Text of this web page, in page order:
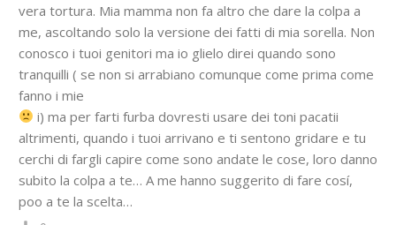
vera tortura. Mia mamma non fa altro che dare la colpa a
me, ascoltando solo la versione dei fatti di mia sorella. Non
conosco i tuoi genitori ma io glielo direi quando sono
tranquilli ( se non si arrabiano comunque come prima come
fanno i mie
i) ma per farti furba dovresti usare dei toni pacatii
altrimenti, quando i tuoi arrivano e ti sentono gridare e tu
cerchi di fargli capire come sono andate le cose, loro danno
subito la colpa a te… A me hanno suggerito di fare cosí,
poo a te la scelta…